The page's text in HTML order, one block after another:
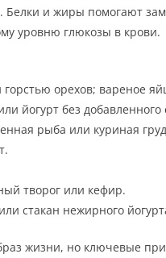
и жиры помогают
уровню глюкозы в крови.
орехов; вареное
йогурт без добавленного
рыба или куриная
творог или кефир.
стакан нежирного
жизни, но ключевые